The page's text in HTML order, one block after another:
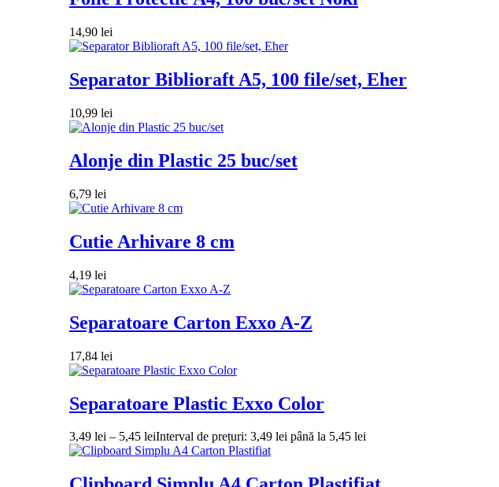
14,90 lei
Separator Biblioraft A5, 100 file/set, Eher
10,99 lei
Alonje din Plastic 25 buc/set
6,79 lei
Cutie Arhivare 8 cm
4,19 lei
Separatoare Carton Exxo A-Z
17,84 lei
Separatoare Plastic Exxo Color
3,49 lei – 5,45 leiInterval de prețuri: 3,49 lei până la 5,45 lei